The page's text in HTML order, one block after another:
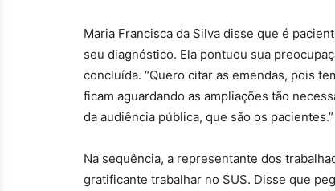
Maria Francisca da Silva disse que é
seu diagnóstico. Ela pontuou sua
concluída. “Quero citar as emendas, pois
ficam aguardando as ampliações tão
da audiência pública, que são os pacientes.”
Na sequência, a representante dos
gratificante trabalhar no SUS. Disse que